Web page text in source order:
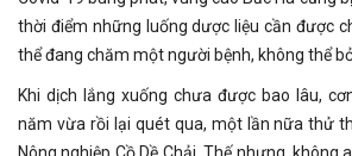
thời điểm những luống dược liệu cần được
thể đang chăm một người bệnh, không thể
Khi dịch lắng xuống chưa được bao lâu,
năm vừa rồi lại quét qua, một lần nữa thử